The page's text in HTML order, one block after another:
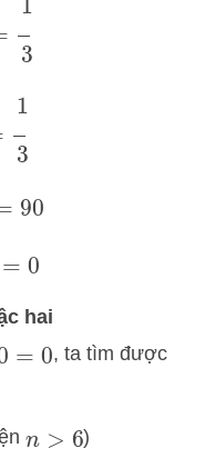
3
0
hai
, ta tìm được
n>6 )